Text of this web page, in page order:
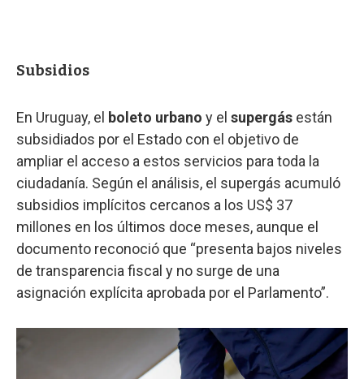
Subsidios
En Uruguay, el boleto urbano y el supergás están
subsidiados por el Estado con el objetivo de
ampliar el acceso a estos servicios para toda la
ciudadanía. Según el análisis, el supergás acumuló
subsidios implícitos cercanos a los US$ 37
millones en los últimos doce meses, aunque el
documento reconoció que “presenta bajos niveles
de transparencia fiscal y no surge de una
asignación explícita aprobada por el Parlamento”.